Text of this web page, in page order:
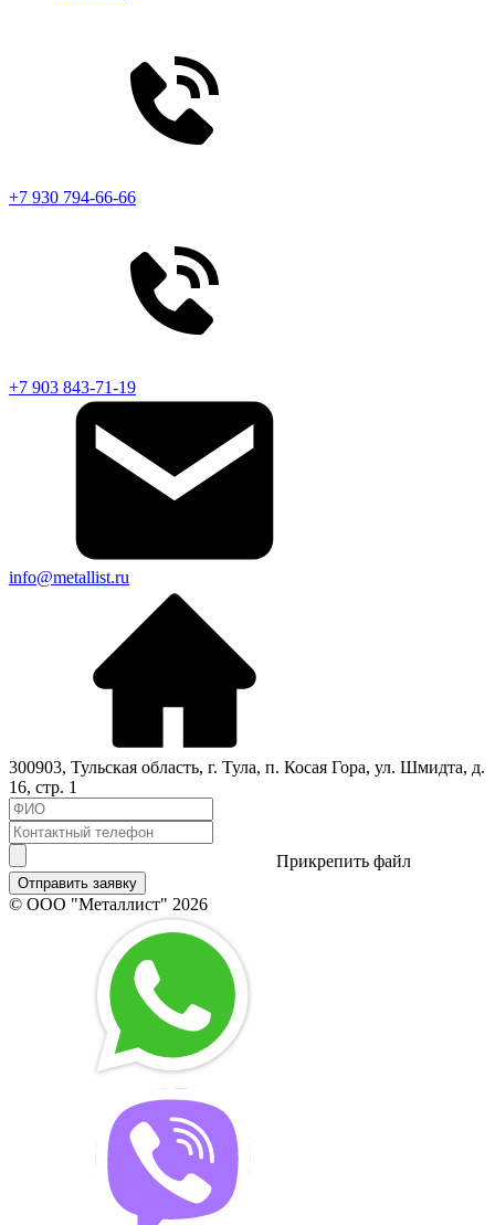
+7 930 794-66-66
+7 903 843-71-19
info@metallist.ru
300903, Тульская область, г. Тула, п. Косая Гора, ул. Шмидта, д.
16, стр. 1
Прикрепить файл
Отправить заявку
© ООО "Металлист" 2026